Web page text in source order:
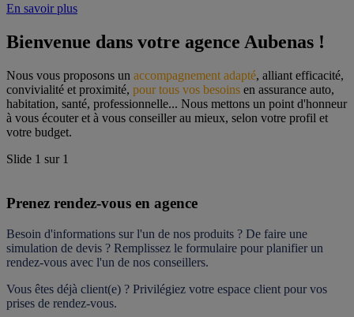
En savoir plus
Bienvenue dans votre agence Aubenas !
Nous vous proposons un accompagnement adapté, alliant efficacité,
convivialité et proximité, pour tous vos besoins en assurance auto,
habitation, santé, professionnelle... Nous mettons un point d'honneur
à vous écouter et à vous conseiller au mieux, selon votre profil et
votre budget.
Slide 1 sur 1
Prenez rendez-vous en agence
Besoin d'informations sur l'un de nos produits ? De faire une
simulation de devis ? Remplissez le formulaire pour planifier un
rendez-vous avec l'un de nos conseillers.
Vous êtes déjà client(e) ? Privilégiez votre espace client pour vos
prises de rendez-vous.